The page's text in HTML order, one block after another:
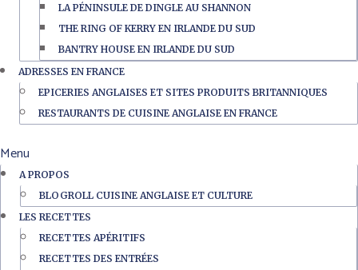
LA PÉNINSULE DE DINGLE AU SHANNON
THE RING OF KERRY EN IRLANDE DU SUD
BANTRY HOUSE EN IRLANDE DU SUD
ADRESSES EN FRANCE
EPICERIES ANGLAISES ET SITES PRODUITS BRITANNIQUES
RESTAURANTS DE CUISINE ANGLAISE EN FRANCE
Menu
A PROPOS
BLOGROLL CUISINE ANGLAISE ET CULTURE
LES RECETTES
RECETTES APÉRITIFS
RECETTES DES ENTRÉES